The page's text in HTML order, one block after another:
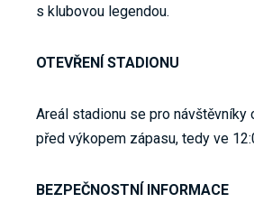
s klubovou legendou.
OTEVŘENÍ STADIONU
Areál stadionu se pro návštěvníky
před výkopem zápasu, tedy ve
BEZPEČNOSTNÍ INFORMACE